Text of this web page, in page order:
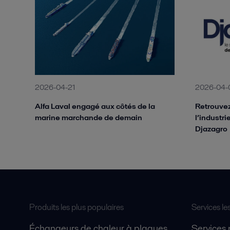
2026-04-21
Alfa Laval engagé aux côtés de la
marine marchande de demain
2026-04-
Djazagro
Produits les plus populaires Services